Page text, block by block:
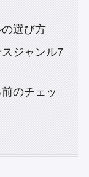
選び方
ジャンル7
のチェッ